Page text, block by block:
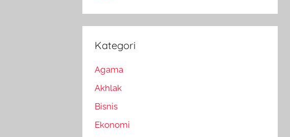
Kategori
Agama
Akhlak
Bisnis
Ekonomi